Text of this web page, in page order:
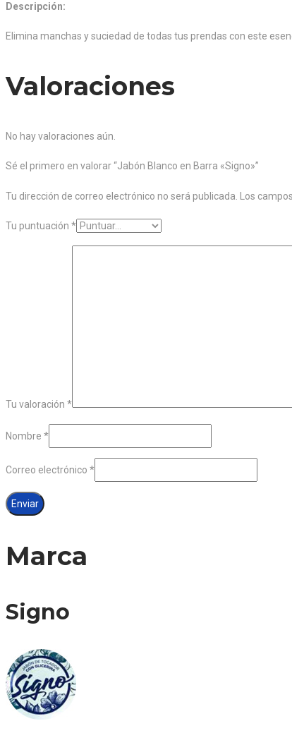
Descripción:
Elimina manchas y suciedad de todas tus prendas con este
Valoraciones
No hay valoraciones aún.
Sé el primero en valorar “Jabón Blanco en Barra «Signo»”
Tu dirección de correo electrónico no será publicada. Los
Tu puntuación *
Tu valoración *
Nombre *
Correo electrónico *
Marca
Signo